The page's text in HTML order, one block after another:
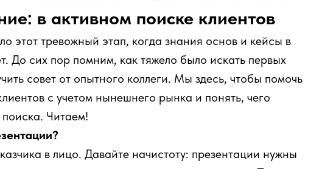
в активном поиске клиентов
этот тревожный этап, когда знания основ и кейсы в
До сих пор помним, как тяжело было искать первых
совет от опытного коллеги. Мы здесь, чтобы помочь
с учетом нынешнего рынка и понять, чего
Читаем!
в лицо. Давайте начистоту: презентации нужны